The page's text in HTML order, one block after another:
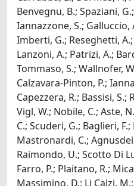
Benvegnu, B.; Spaziani,
Iannazzone, S.; Galluccio,
Imberti, G.; Reseghetti,
Lanzoni, A.; Patrizi, A.;
Tommaso, S.; Wallnofer,
Calzavara-Pinton, P.;
Capezzera, R.; Bassisi, S.;
Vigl, W.; Nobile, C.; Aste,
C.; Scuderi, G.; Baglieri,
Mastronardi, C.;
Raimondo, U.; Scotto Di
Farro, P.; Plaitano, R.;
Massimino, D.; Li Calzi,